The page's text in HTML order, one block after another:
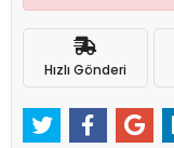
Hızlı Gönderi